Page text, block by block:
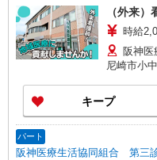
（外来）
時給
阪神医
尼崎市小中
キープ
パート
阪神医療生活協同組合 第三